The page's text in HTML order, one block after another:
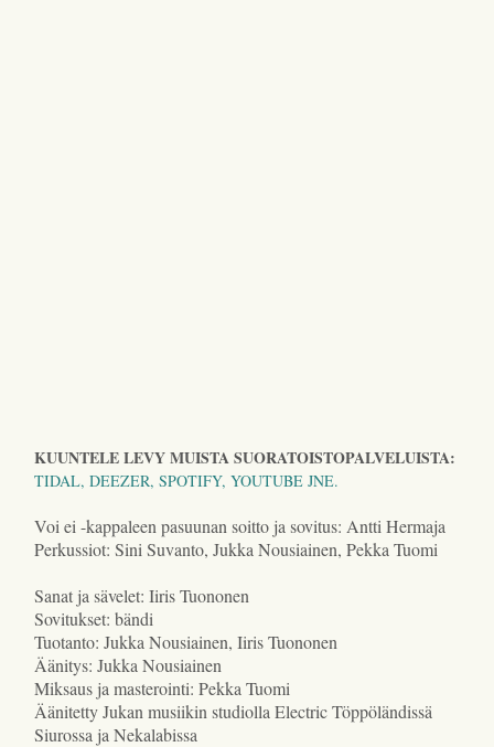
KUUNTELE LEVY MUISTA SUORATOISTOPALVELUISTA:
TIDAL, DEEZER, SPOTIFY, YOUTUBE JNE.
Voi ei -kappaleen pasuunan soitto ja sovitus: Antti Hermaja
Perkussiot: Sini Suvanto, Jukka Nousiainen, Pekka Tuomi
Sanat ja sävelet: Iiris Tuononen
Sovitukset: bändi
Tuotanto: Jukka Nousiainen, Iiris Tuononen
Äänitys: Jukka Nousiainen
Miksaus ja masterointi: Pekka Tuomi
Äänitetty Jukan musiikin studiolla Electric Töppöländissä
Siurossa ja Nekalabissa